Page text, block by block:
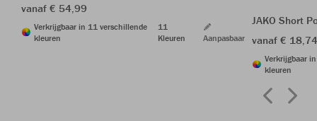
vanaf € 54,99
Verkrijgbaar in 11 verschillende
kleuren
11
Kleuren
Aanpasbaar
JAKO Short
vanaf €
Verkrijgbaar
kleuren